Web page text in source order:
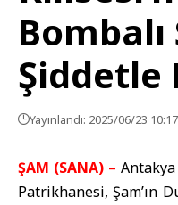
Bombalı
Şiddetle
Yayınlandı: 2025/06/23
ŞAM (SANA)–
Patrikhanesi, Şam’ın